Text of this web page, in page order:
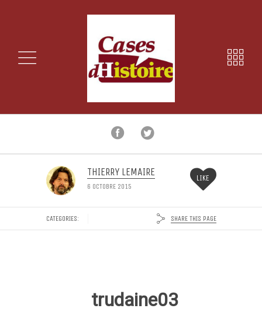
THIERRY LEMAIRE
6 OCTOBRE 2015
LIKE
CATEGORIES: SHARE THIS PAGE
trudaine03